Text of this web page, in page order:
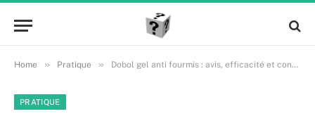
Home » Pratique » Dobol gel anti fourmis : avis, efficacité et conseils d’utilisation
PRATIQUE